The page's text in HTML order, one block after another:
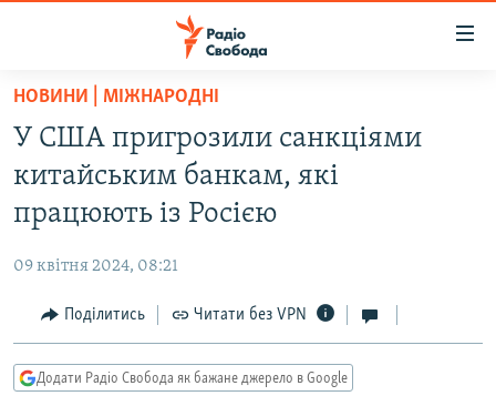
Перейти
основного
матеріалу
до
основної
Перейти
до
пошуку
ВСЕ ЗА ДОБУ
СУСПІЛЬСТВО
РОСІЙСЬКА «ФІЛЬТРАЦІЯ»
ДОНБАС.РЕАЛІЇ
ТИ ЯК?
НОВИНИ | МІЖНАРОДНІ
У США пригрозили санкціями
китайським банкам, які
працюють із Росією
09 квітня 2024, 08:21
Поділитись Читати без VPN
Додати Радіо Свобода як бажане джерело в Google